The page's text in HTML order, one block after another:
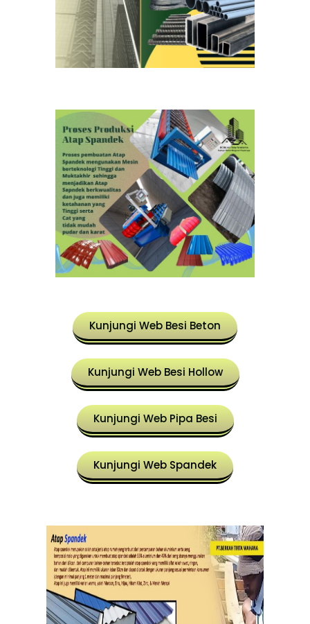
Kunjungi Web Besi Beton
Kunjungi Web Besi Hollow
Kunjungi Web Pipa Besi
Kunjungi Web Spandek